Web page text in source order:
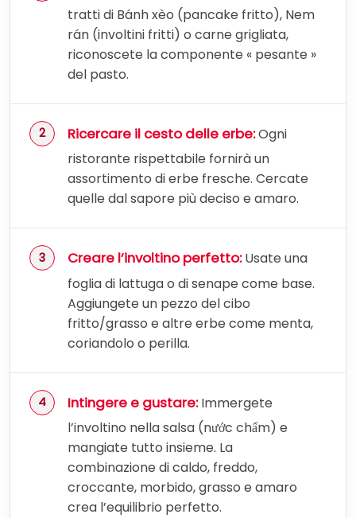
tratti di Bánh xèo (pancake fritto), Nem
rán (involtini fritti) o carne grigliata,
riconoscete la componente « pesante »
del pasto.
Ricercare il cesto delle erbe:Ogni
ristorante rispettabile fornirà un
assortimento di erbe fresche. Cercate
quelle dal sapore più deciso e amaro.
Creare l’involtino perfetto:Usate una
foglia di lattuga o di senape come base.
Aggiungete un pezzo del cibo
fritto/grasso e altre erbe come menta,
coriandolo o perilla.
Intingere e gustare:Immergete
l’involtino nella salsa (nước chấm) e
mangiate tutto insieme. La
combinazione di caldo, freddo,
croccante, morbido, grasso e amaro
crea l’equilibrio perfetto.